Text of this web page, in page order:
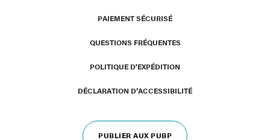
PAIEMENT SÉCURISÉ
QUESTIONS FRÉQUENTES
POLITIQUE D'EXPÉDITION
DÉCLARATION D’ACCESSIBILITÉ
PUBLIER AUX PUBP